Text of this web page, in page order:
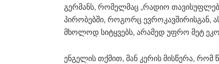
გერმანს, რომელმაც „რადიო
პირობებში, როგორც ევროკავშირისგან,
მხოლოდ სიტყვებს, არამედ უფრო მეტ
ენგელის თქმით, მან კერის მისწერა, რომ